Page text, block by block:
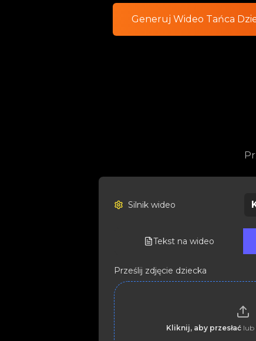
Generuj Wideo Tańca
Silnik wideo
Tekst na wideo
Prześlij zdjęcie dziecka
Kliknij, aby przesłać lub